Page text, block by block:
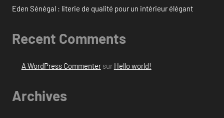
Eden Sénégal : literie de qualité pour un intérieur élégant
Recent Comments
A WordPress Commentersur Hello world!
Archives